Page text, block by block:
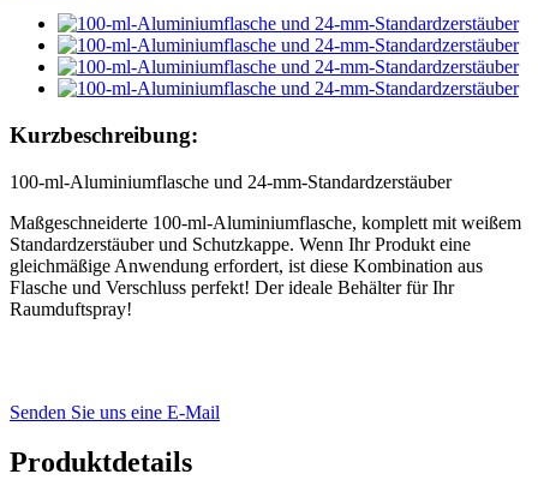
Kurzbeschreibung:
100-ml-Aluminiumflasche und 24-mm-Standardzerstäuber
Maßgeschneiderte 100-ml-Aluminiumflasche, komplett mit weißem
Standardzerstäuber und Schutzkappe. Wenn Ihr Produkt eine
gleichmäßige Anwendung erfordert, ist diese Kombination aus
Flasche und Verschluss perfekt! Der ideale Behälter für Ihr
Raumduftspray!
Senden Sie uns eine E-Mail
Produktdetails